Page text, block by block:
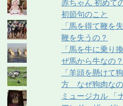
初節句のこと
「馬を得て鞭
鞭を失うの？
「馬を牛に乗
ぜ馬から牛なの？
「羊頭を懸けて
方 なぜ狗肉な
ミュージカル 「